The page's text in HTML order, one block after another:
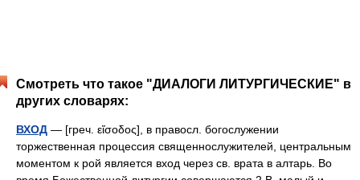
Смотреть что такое "ДИАЛОГИ ЛИТУРГИЧЕСКИЕ" в
других словарях:
ВХОД — [греч. εἴσοδος], в правосл. богослужении
торжественная процессия священнослужителей, центральным
моментом к рой является вход через св. врата в алтарь. Во